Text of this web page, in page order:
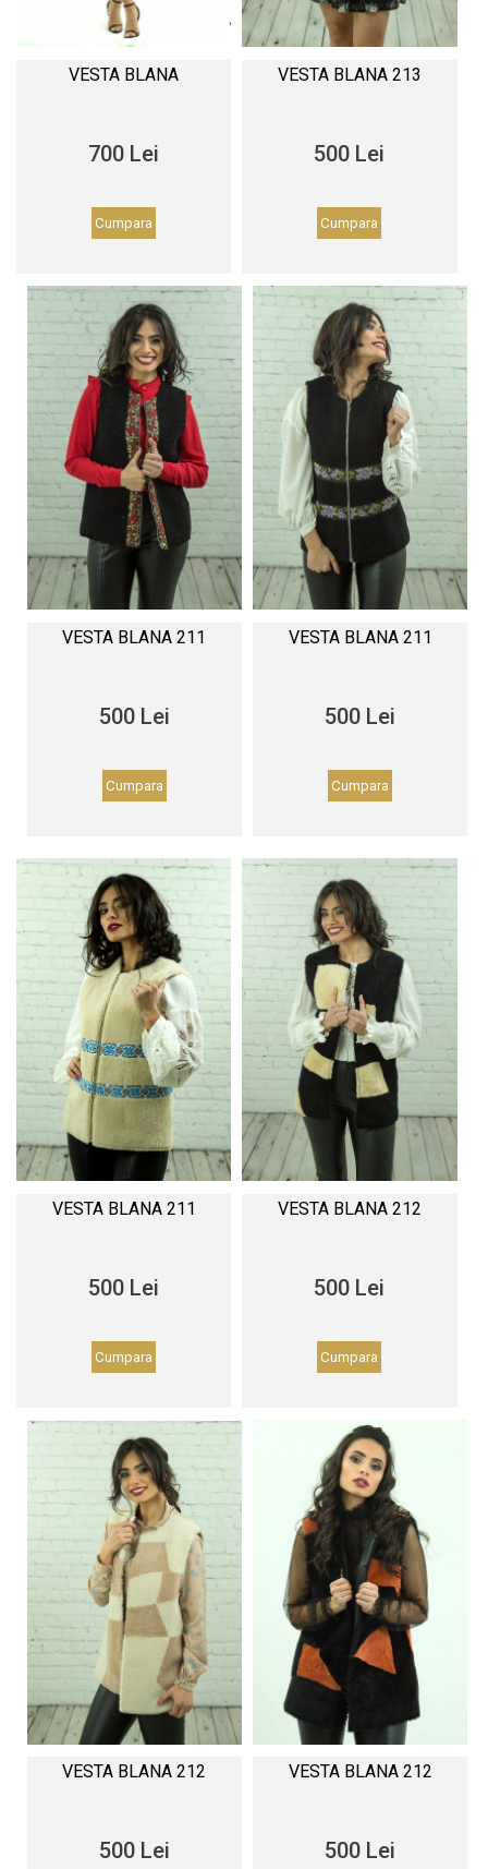
VESTA BLANA
700 Lei
Cumpara
VESTA BLANA 213
500 Lei
Cumpara
VESTA BLANA 211
500 Lei
Cumpara
VESTA BLANA 211
500 Lei
Cumpara
VESTA BLANA 211
500 Lei
Cumpara
VESTA BLANA 212
500 Lei
Cumpara
VESTA BLANA 212
500 Lei
VESTA BLANA 212
500 Lei